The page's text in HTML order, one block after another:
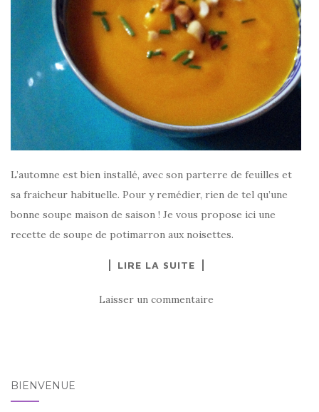
L’automne est bien installé, avec son parterre de feuilles et
sa fraicheur habituelle. Pour y remédier, rien de tel qu’une
bonne soupe maison de saison ! Je vous propose ici une
recette de soupe de potimarron aux noisettes.
LIRE LA SUITE
Laisser un commentaire
BIENVENUE